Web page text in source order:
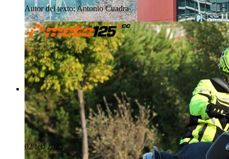
Autor del texto:Antonio Cuadra
02 feb 2025